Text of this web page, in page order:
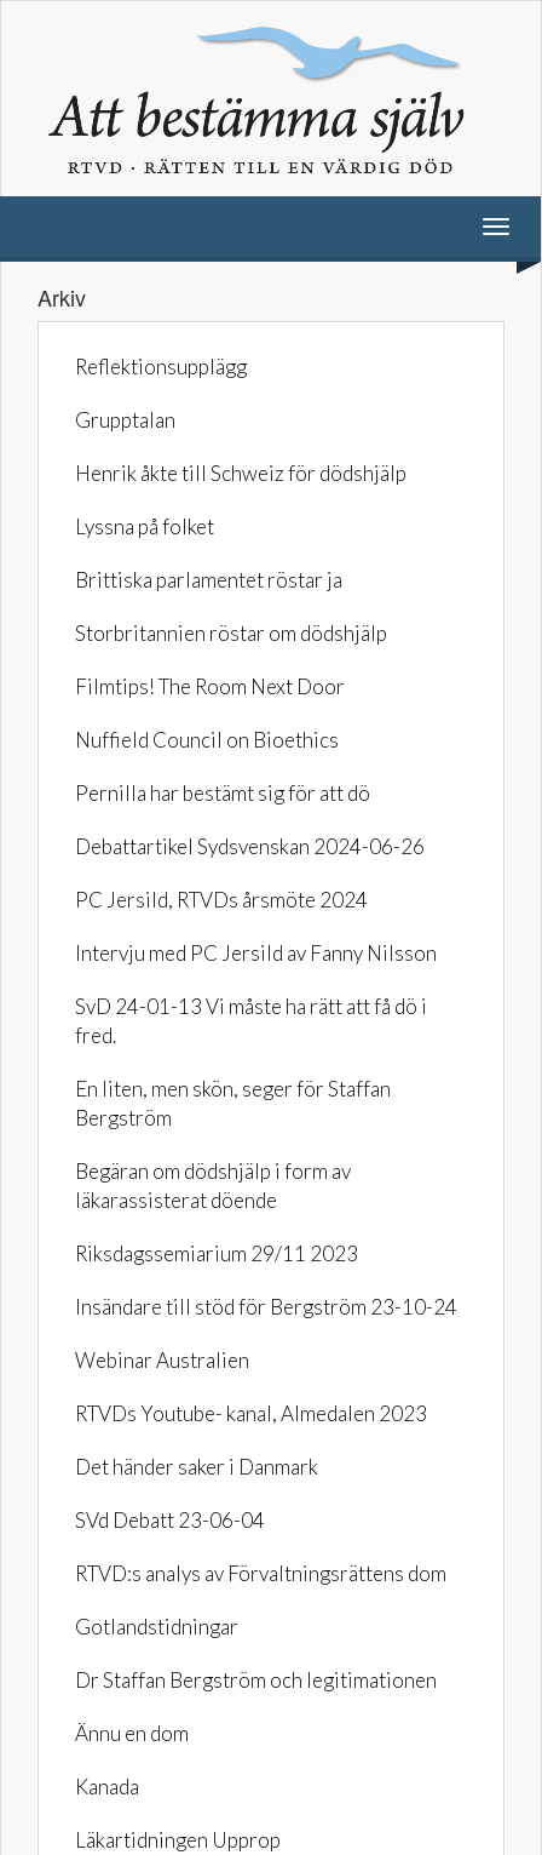
Arkiv
Reflektionsupplägg
Grupptalan
Henrik åkte till Schweiz för dödshjälp
Lyssna på folket
Brittiska parlamentet röstar ja
Storbritannien röstar om dödshjälp
Filmtips! The Room Next Door
Nuffield Council on Bioethics
Pernilla har bestämt sig för att dö
Debattartikel Sydsvenskan 2024-06-26
PC Jersild, RTVDs årsmöte 2024
Intervju med PC Jersild av Fanny Nilsson
SvD 24-01-13 Vi måste ha rätt att få dö i
fred.
En liten, men skön, seger för Staffan
Bergström
Begäran om dödshjälp i form av
läkarassisterat döende
Riksdagssemiarium 29/11 2023
Insändare till stöd för Bergström 23-10-24
Webinar Australien
RTVDs Youtube- kanal, Almedalen 2023
Det händer saker i Danmark
SVd Debatt 23-06-04
RTVD:s analys av Förvaltningsrättens dom
Gotlandstidningar
Dr Staffan Bergström och legitimationen
Ännu en dom
Kanada
Läkartidningen Upprop